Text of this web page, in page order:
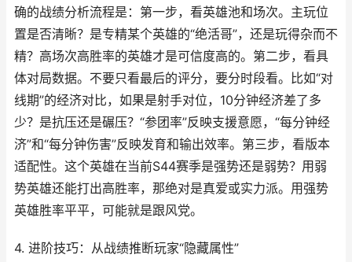
确的战绩分析流程是：第一步，看英雄池和场次。主玩位
置是否清晰？是专精某个英雄的“绝活哥”，还是玩得杂而不
精？高场次高胜率的英雄才是可信度高的。第二步，看具
体对局数据。不要只看最后的评分，要分时段看。比如“对
线期”的经济对比，如果是射手对位，10分钟经济差了多
少？是抗压还是碾压？“参团率”反映支援意愿，“每分钟经
济”和“每分钟伤害”反映发育和输出效率。第三步，看版本
适配性。这个英雄在当前S44赛季是强势还是弱势？用弱
势英雄还能打出高胜率，那绝对是真爱或实力派。用强势
英雄胜率平平，可能就是跟风党。
4. 进阶技巧：从战绩推断玩家“隐藏属性”